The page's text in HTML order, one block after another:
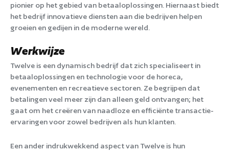
pionier op het gebied van betaaloplossingen. Hiernaast biedt
het bedrijf innovatieve diensten aan die bedrijven helpen
groeien en gedijen in de moderne wereld.
Werkwijze
Twelve is een dynamisch bedrijf dat zich specialiseert in
betaaloplossingen en technologie voor de horeca,
evenementen en recreatieve sectoren. Ze begrijpen dat
betalingen veel meer zijn dan alleen geld ontvangen; het
gaat om het creëren van naadloze en efficiënte transactie-
ervaringen voor zowel bedrijven als hun klanten.
Een ander indrukwekkend aspect van Twelve is hun